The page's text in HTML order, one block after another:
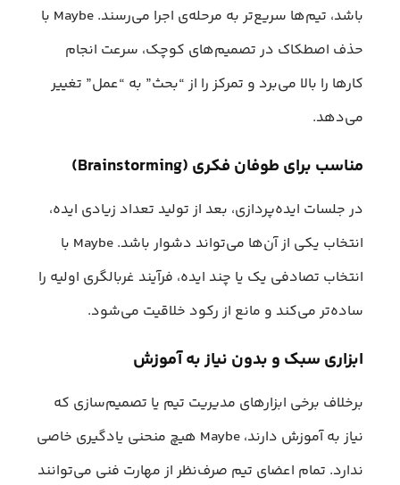
باشد، تیم‌ها سریع‌تر به مرحله‌ی اجرا می‌رسند. Maybe با
حذف اصطکاک در تصمیم‌های کوچک، سرعت انجام
کارها را بالا می‌برد و تمرکز را از “بحث” به “عمل” تغییر
می‌دهد.
مناسب برای طوفان فکری (Brainstorming)
در جلسات ایده‌پردازی، بعد از تولید تعداد زیادی ایده،
انتخاب یکی از آن‌ها می‌تواند دشوار باشد. Maybe با
انتخاب تصادفی یک یا چند ایده، فرآیند غربالگری اولیه را
ساده‌تر می‌کند و مانع از رکود خلاقیت می‌شود.
ابزاری سبک و بدون نیاز به آموزش
برخلاف برخی ابزارهای مدیریت تیم یا تصمیم‌سازی که
نیاز به آموزش دارند، Maybe هیچ منحنی یادگیری خاصی
ندارد. تمام اعضای تیم صرف‌نظر از مهارت فنی می‌توانند